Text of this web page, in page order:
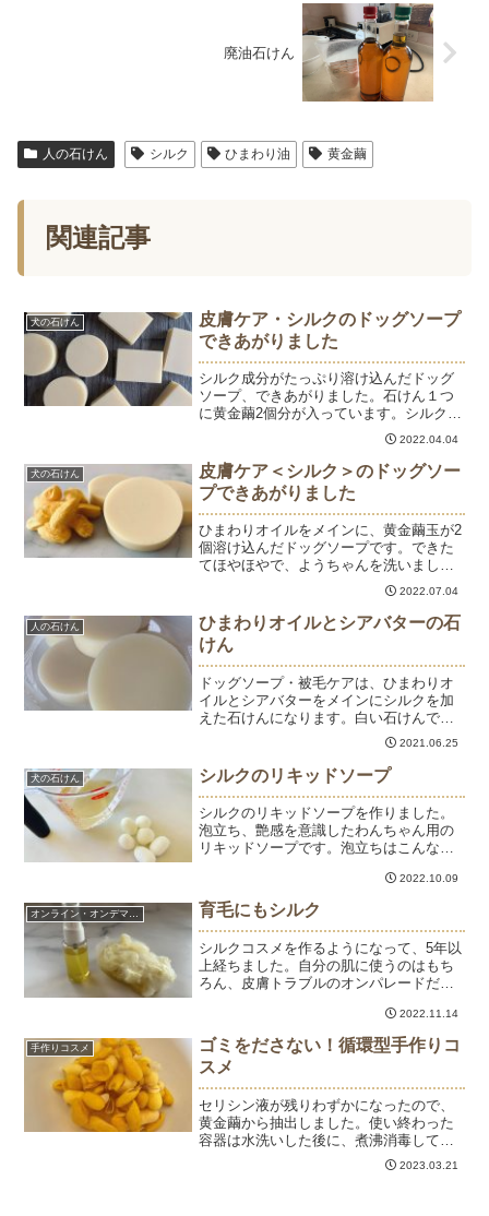
廃油石けん
人の石けん シルク ひまわり油 黄金繭
関連記事
犬の石けん
皮膚ケア・シルクのドッグソープ
できあがりました
シルク成分がたっぷり溶け込んだドッグ
ソープ、できあがりました。石けん１つ
に黄金繭2個分が入っています。シルクは
保湿効果の他にも、泡立ちがクリーミー
になります。きめ細かな泡がわんちゃん
の被毛を洗うのにも適しています。ショ
ップサイトで本日より販...
2022.04.04
犬の石けん
皮膚ケア＜シルク＞のドッグソー
プできあがりました
ひまわりオイルをメインに、黄金繭玉が2
個溶け込んだドッグソープです。できた
てほやほやで、ようちゃんを洗いまし
た。さらふわ～♡ショップサイトで販売
2022.07.04
人の石けん
ひまわりオイルとシアバターの石
けん
ドッグソープ・被毛ケアは、ひまわりオ
イルとシアバターをメインにシルクを加
えた石けんになります。白い石けんで被
毛に優しい。現在完売で、7月末にできあ
2021.06.25
犬の石けん シルクのリキッドソープ
シルクのリキッドソープを作りました。
泡立ち、艶感を意識したわんちゃん用の
リキッドソープです。泡立ちはこんな感
の石けんでたっぷりの泡ができて毛むく
じゃらのわんちゃんも洗いやすい。泡切
れがよいので、すすぎも楽...
2022.10.09
育毛にもシルク
シルクコスメを作るようになって、5年以
上経ちました。自分の肌に使うのはもち
ろん、皮膚トラブルのオンパレードだっ
ら生まれた天然保湿成分のセリシンは、
実はヘアケアにもとってもいいです。私
の場合、抜け毛が劇的に...
2022.11.14
手作りコスメ
ゴミをださない！循環型手作りコ
スメ
セリシン液が残りわずかになったので、
黄金繭から抽出しました。使い終わった
容器は水洗いした後に、煮沸消毒して再
利用しています。10回以上繰り返して使
っても大丈夫。熱にも強くぐらぐら5分煮
2023.03.21